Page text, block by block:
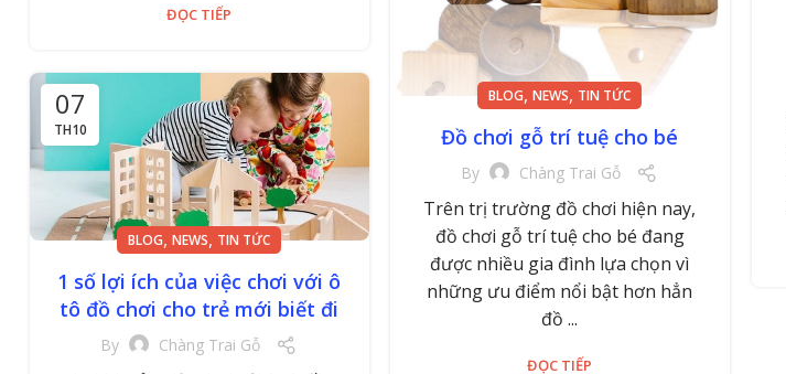
ĐỌC TIẾP
BLOG,NEWS, TIN TỨC
Đồ chơi gỗ trí tuệ cho bé
By Chàng Trai Gỗ
Trên trị trường đồ chơi hiện nay,
đồ chơi gỗ trí tuệ cho bé đang
được nhiều gia đình lựa chọn vì
những ưu điểm nổi bật hơn hẳn
đồ ...
ĐỌC TIẾP
07
TH10
BLOG,NEWS, TIN TỨC
1 số lợi ích của việc chơi với ô
tô đồ chơi cho trẻ mới biết đi
By Chàng Trai Gỗ